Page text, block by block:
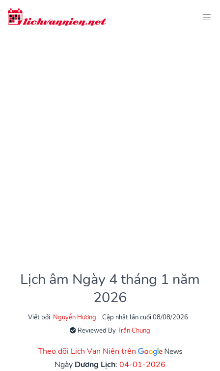
Lịch âm Ngày 4 tháng 1 năm
2026
Viết bởi: Nguyễn Hương
Cập nhật lần cuối 08/08/2026
Reviewed ByTrần Chung
Theo dõi Lịch Vạn Niên trên
Ngày Dương Lịch: 04-01-2026